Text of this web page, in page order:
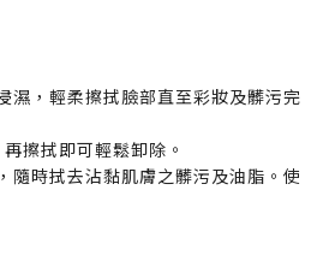
濕，輕柔擦拭臉部直至彩妝及髒污完
擦拭即可輕鬆卸除。
隨時拭去沾黏肌膚之髒污及油脂。使